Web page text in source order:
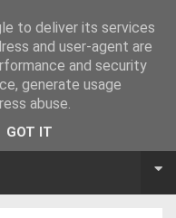
to deliver its services
and user-agent are
and security
generate usage
abuse.
GOT IT